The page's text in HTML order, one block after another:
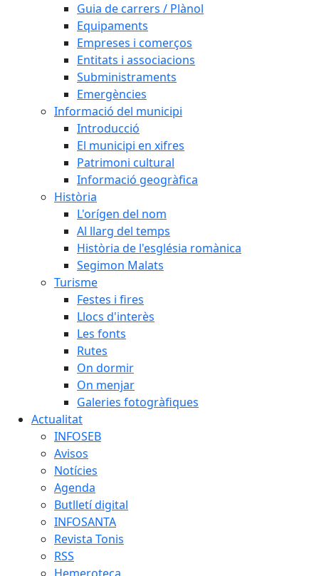
Guia de carrers / Plànol
Equipaments
Empreses i comerços
Entitats i associacions
Subministraments
Emergències
Informació del municipi
Introducció
El municipi en xifres
Patrimoni cultural
Informació geogràfica
Història
L'orígen del nom
Al llarg del temps
Història de l'església romànica
Segimon Malats
Turisme
Festes i fires
Llocs d'interès
Les fonts
Rutes
On dormir
On menjar
Galeries fotogràfiques
Actualitat
INFOSEB
Avisos
Notícies
Agenda
Butlletí digital
INFOSANTA
Revista Tonis
RSS